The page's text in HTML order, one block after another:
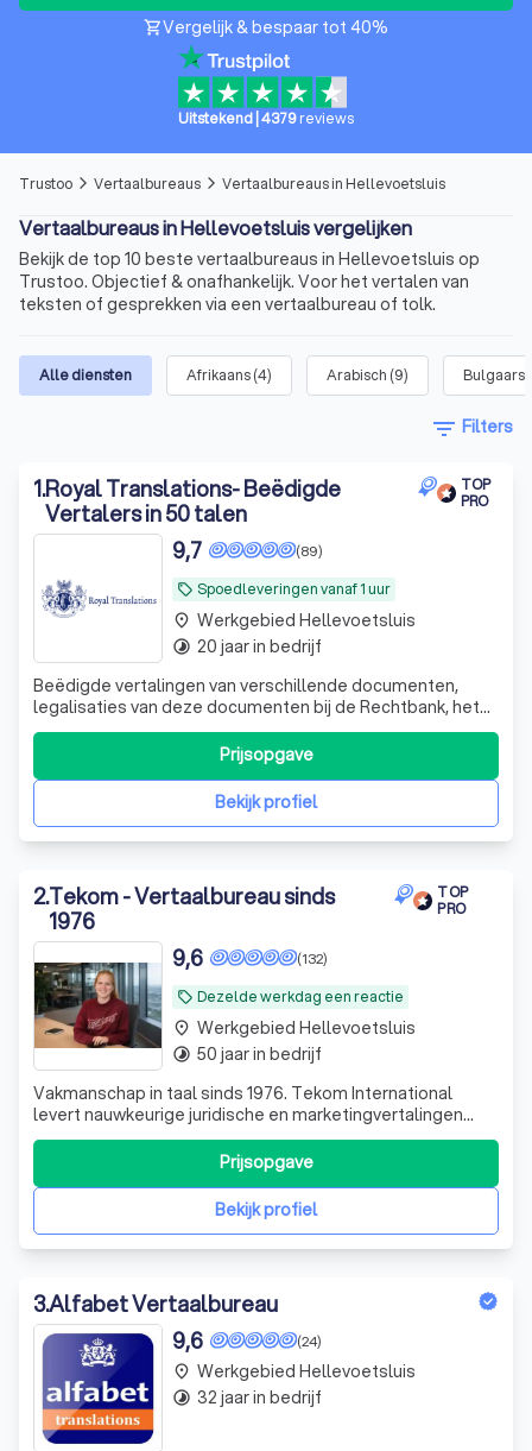
shopping_cartVergelijk & bespaar tot 40%
Uitstekend 4379reviews
Trustoo arrow_forward_ios Vertaalbureaus arrow_forward_ios Vertaalbureaus in Hellevoetsluis
Vertaalbureaus in Hellevoetsluis vergelijken
Bekijk de top 10 beste vertaalbureaus in Hellevoetsluis op
Trustoo. Objectief & onafhankelijk. Voor het vertalen van
teksten of gesprekken via een vertaalbureau of tolk.
Alle diensten Afrikaans(4) Arabisch (9) Bulgaars
filter_list Filters
1.Royal Translations- Beëdigde
Vertalers in 50 talen
TOP
PRO
local_offer Spoedleveringen vanaf 1 uur
(89)
9,7
Beëdigde vertalingen van verschillende documenten,
legalisaties van deze documenten bij de Rechtbank, het
Ministerie van Buitenlandse Zaken en verschillende
ambassades, legalisatie bij DUO
Bekijk profiel
Prijsopgave
place Werkgebied Hellevoetsluis
timelapse 20 jaar in bedrijf
2.Tekom - Vertaalbureau sinds
1976
TOP
PRO
local_offer Dezelde werkdag een reactie
(132)
9,6
Vakmanschap in taal sinds 1976. Tekom International
levert nauwkeurige juridische en marketingvertalingen
met diepgaande kennis. Heldere, overtuigende teksten
die uw boodschap krachtig overbrengen.
Bekijk profiel
Prijsopgave
place Werkgebied Hellevoetsluis
timelapse 50 jaar in bedrijf
3.Alfabet Vertaalbureau
(24)
9,6
place Werkgebied Hellevoetsluis
timelapse 32 jaar in bedrijf